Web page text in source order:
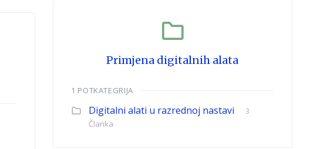
Primjena digitalnih alata
1 POTKATEGRIJA
Digitalni alati u razrednoj nastavi
3
Članka